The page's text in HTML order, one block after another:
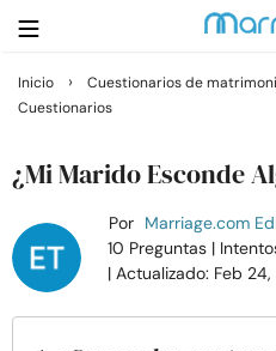
Buscar
Relaciones
Inicio › Cuestionarios de
Cuestionarios
¿Mi Marido Esconde
Por Marriage.com
10 Preguntas |
| Actualizado: Feb